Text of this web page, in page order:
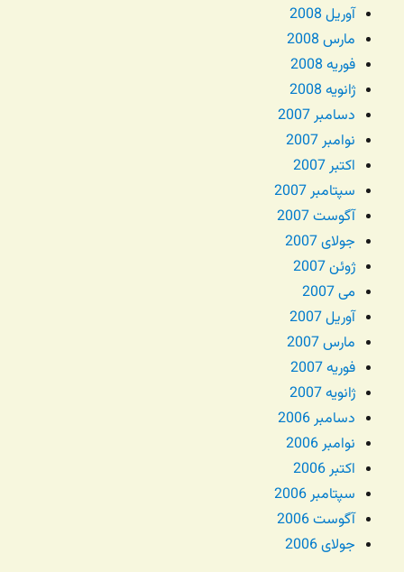
آوریل 2008
مارس 2008
فوریه 2008
ژانویه 2008
دسامبر 2007
نوامبر 2007
اکتبر 2007
سپتامبر 2007
آگوست 2007
جولای 2007
ژوئن 2007
می 2007
آوریل 2007
مارس 2007
فوریه 2007
ژانویه 2007
دسامبر 2006
نوامبر 2006
اکتبر 2006
سپتامبر 2006
آگوست 2006
جولای 2006